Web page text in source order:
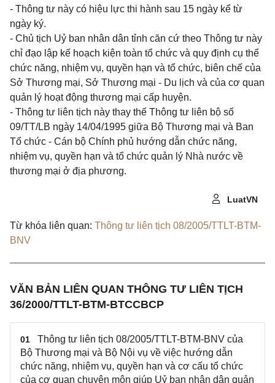
- Thông tư này có hiệu lực thi hành sau 15 ngày kể từ
ngày ký.
- Chủ tịch Uỷ ban nhân dân tỉnh căn cứ theo Thông tư này
chỉ đạo lập kế hoạch kiện toàn tổ chức và quy định cụ thể
chức năng, nhiệm vụ, quyền hạn và tổ chức, biên chế của
Sở Thương mại, Sở Thương mại - Du lịch và của cơ quan
quản lý hoạt động thương mại cấp huyện.
- Thông tư liên tịch này thay thế Thông tư liên bộ số
09/TT/LB ngày 14/04/1995 giữa Bộ Thương mại và Ban
Tổ chức - Cán bộ Chính phủ hướng dẫn chức năng,
nhiệm vụ, quyền hạn và tổ chức quản lý Nhà nước về
thương mại ở địa phương.
LuatVN
Từ khóa liên quan: Thông tư liên tịch 08/2005/TTLT-BTM-
BNV
VĂN BẢN LIÊN QUAN THÔNG TƯ LIÊN TỊCH
36/2000/TTLT-BTM-BTCCBCP
01
Thông tư liên tịch 08/2005/TTLT-BTM-BNV của
Bộ Thương mại và Bộ Nội vụ về việc hướng dẫn
chức năng, nhiệm vụ, quyền hạn và cơ cấu tổ chức
của cơ quan chuyên môn giúp Uỷ ban nhân dân quản